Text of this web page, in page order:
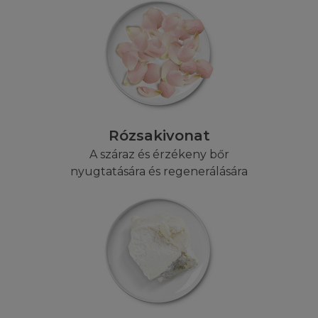
Rózsakivonat
A száraz és érzékeny bőr
nyugtatására és regenerálására
a. megszegi egy harmadik személy bármilyen
szellemi tulajdonjogát, vagy bármilyen
adatvédelmi jogot, vagy nyilvánosság vagy
b. rágalmazás, sértés, vagy bármilyen módon
károk vagy testi bántalmak okozása egy
iv. Ön által engedélyezetlen a Honlapra
történő bármilyen hozzáadás, törlés,
változtatás, vagy:
reprezentálásában.
A Feltételek e részében a Honlap használati
jogosultságában kitér az Ön által használt
számítógép használatára a Honlap
megtekintéséhez egy harmadik személy által.